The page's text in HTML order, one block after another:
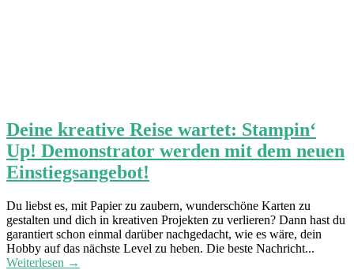
Deine kreative Reise wartet: Stampin‘
Up! Demonstrator werden mit dem neuen
Einstiegsangebot!
Du liebst es, mit Papier zu zaubern, wunderschöne Karten zu
gestalten und dich in kreativen Projekten zu verlieren? Dann hast du
garantiert schon einmal darüber nachgedacht, wie es wäre, dein
Hobby auf das nächste Level zu heben. Die beste Nachricht...
Weiterlesen →